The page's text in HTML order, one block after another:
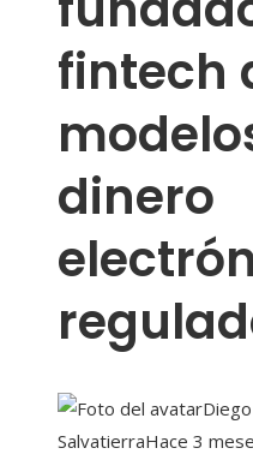
fintech
dinero
SalvatierraHace 3